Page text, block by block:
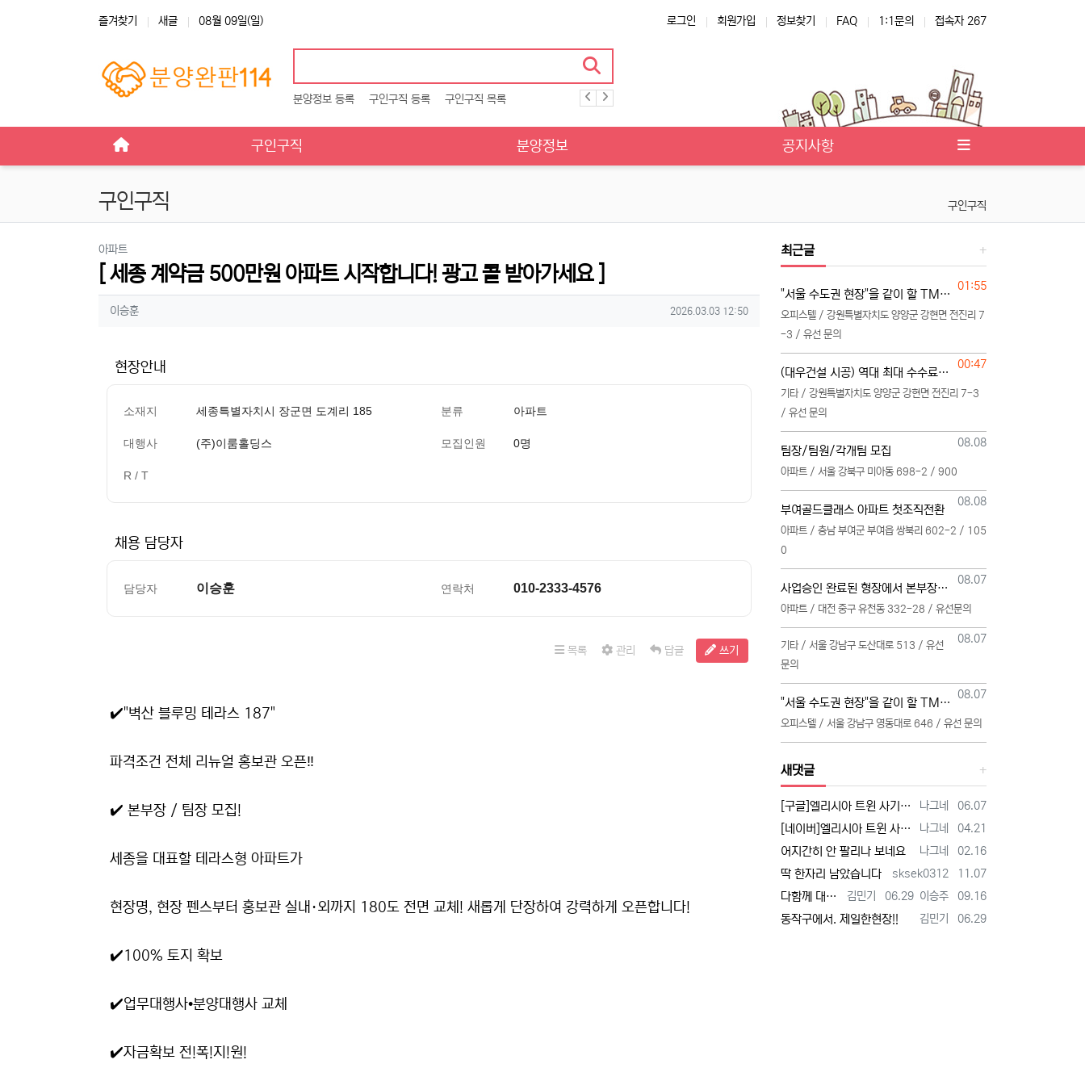
즐겨찾기 새글 08월 09일(일) 로그인 회원가입 정보찾기 FAQ 1:1문의 접속자 267
분양정보 등록 구인구직 등록 구인구직 목록
구인구직 분양정보 공지사항
구인구직 구인구직
아파트
[ 세종 계약금 500만원 아파트 시작합니다! 광고 콜 받아가세요 ]
작성자 정보
이승훈작성 작성일
2026.03.03 12:50
현장안내
소재지 세종특별자치시 장군면 도계리 185 분류 아파트
대행사 (주)이룸홀딩스 모집인원 0명
R / T
채용 담당자
담당자 이승훈 연락처 010-2333-4576
목록 관리 답글 쓰기
본문
✔️"벽산 블루밍 테라스 187"
파격조건 전체 리뉴얼 홍보관 오픈‼️
✔️ 본부장 / 팀장 모집!
세종을 대표할 테라스형 아파트가
현장명, 현장 펜스부터 홍보관 실내·외까지 180도 전면 교체! 새롭게 단장하여 강력하게 오픈합니다!
✔️100% 토지 확보
✔️업무대행사•분양대행사 교체
✔️자금확보 전!폭!지!원!
최근글
등록일
01:55
"서울 수도권 현장"을 같이 할 TM 단독 단일 영업본부 팀 선착순 모집
오피스텔 / 강원특별자치도 양양군 강현면 전진리 7
-3 / 유선 문의
등록일
00:47
(대우건설 시공) 역대 최대 수수료 지급, 단독 단일 영업본부 선착순 모집
기타 / 강원특별자치도 양양군 강현면 전진리 7-3
/ 유선 문의
등록일
08.08
팀장/팀원/각개팀 모집
아파트 / 서울 강북구 미아동 698-2 / 900
등록일
08.08
부여골드클래스 아파트 첫조직전환
아파트 / 충남 부여군 부여읍 쌍북리 602-2 / 105
0
등록일
08.07
사업승인 완료된 형장에서 본부장님 모십니다
아파트 / 대전 중구 유천동 332-28 / 유선문의
등록일
08.07
기타 / 서울 강남구 도산대로 513 / 유선
문의
등록일
08.07
"서울 수도권 현장"을 같이 할 TM 단독 단일 영업본부 팀 선착순 모집
오피스텔 / 서울 강남구 영동대로 646 / 유선 문의
새댓글
등록자
나그네 등록일
06.07
[구글]엘리시아 트윈 사기 - 검색
등록자
나그네 등록일
04.21
[네이버]엘리시아 트윈 사기 - 검색
등록자
나그네 등록일
02.16
어지간히 안 팔리나 보네요
등록자
sksek0312 등록일
11.07
딱 한자리 남았습니다
등록자
이승주 등록일
09.16
등록자
김민기 등록일
06.29
다함께 대박납니다.
등록자
김민기 등록일
06.29
동작구에서. 제일한현장!!